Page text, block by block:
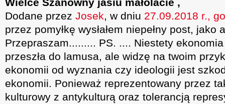
Dodane przez Josek, w dniu 27.09.2018 r.,
przez pomyłkę wysłałem niepełny post, jako
Przepraszam......... PS. .... Niestety
przeszła do lamusa, ale widzę na twoim
ekonomii od wyznania czy ideologii jest
ekonomii. Ponieważ reprezentowany przez
kulturowy z antykulturą oraz tolerancją